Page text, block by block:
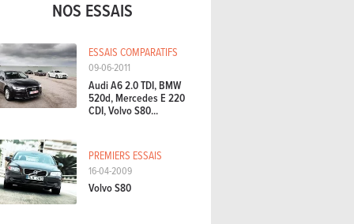
NOS ESSAIS
ESSAIS COMPARATIFS
09-06-2011
Audi A6 2.0 TDI, BMW
520d, Mercedes E 220
CDI, Volvo S80...
PREMIERS ESSAIS
16-04-2009
Volvo S80